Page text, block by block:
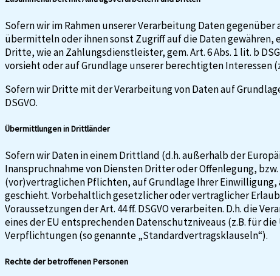
Sofern wir im Rahmen unserer Verarbeitung Daten
übermitteln oder ihnen sonst Zugriff auf die Daten
Dritte, wie an Zahlungsdienstleister, gem. Art. 6 Abs. 1 lit. b
vorsieht oder auf Grundlage unserer berechtigten Interessen
Sofern wir Dritte mit der Verarbeitung von Daten auf
DSGVO.
Übermittlungen in Drittländer
Sofern wir Daten in einem Drittland (d.h. außerhalb der
Inanspruchnahme von Diensten Dritter oder Offenlegung,
(vor)vertraglichen Pflichten, auf Grundlage Ihrer
geschieht. Vorbehaltlich gesetzlicher oder vertraglicher
Voraussetzungen der Art. 44 ff. DSGVO verarbeiten. D.h. die
eines der EU entsprechenden Datenschutzniveaus (z.B. für
Verpflichtungen (so genannte „Standardvertragsklauseln“).
Rechte der betroffenen Personen